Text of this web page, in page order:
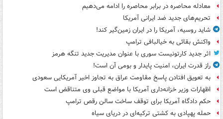
معادله محاصره در برابر محاصره را ادامه می‌دهیم
تحریم‌های جدید ضد ایرانی آمریکا
شاید روسیه، آمریکا را در ایران زمین‌گیر کند!
واکنش بقائی به خیالبافی ترامپ
اثر جدید کارتونیست سوری با عنوان مدیریت جدید تنگه هرمز
راز قدرت ایران، امنیت پایدار و بومی آن است!
به تعویق افتادن پاسخ مقاومت عراق به تجاوز اخیر آمریکایی سعودی
اظهارات وزیر خزانه‌داری آمریکا با مواضع قبلی وی متناقض است
حکم دادگاه آمریکا برای توقف ساخت سالن رقص ترامپ
حمله پهپادی به کشتی ترکیه‌ای در دریای سیاه